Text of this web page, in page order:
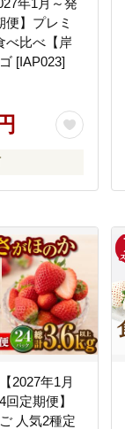
年1月～発
便】プレミ
べ比べ【岸
[IAP023]
2027年1月
定期便】
人気2種定